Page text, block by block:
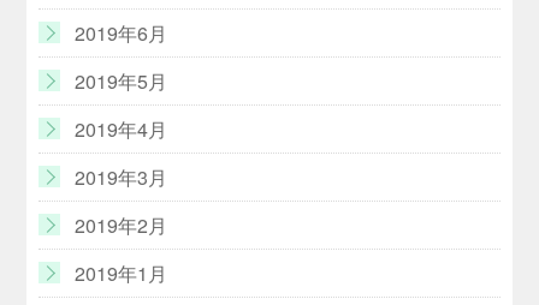
2019年6月
2019年5月
2019年4月
2019年3月
2019年2月
2019年1月